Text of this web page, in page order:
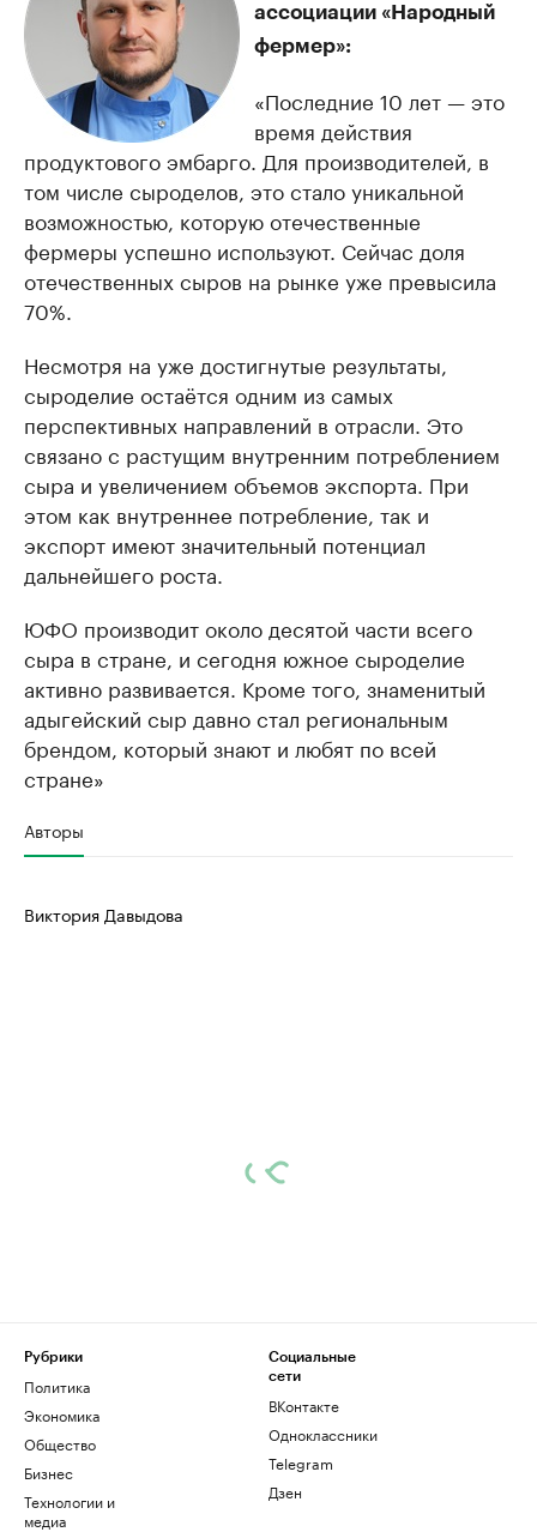
ассоциации «Народный
фермер»:
«Последние 10 лет — это
время действия
продуктового эмбарго. Для производителей, в
том числе сыроделов, это стало уникальной
возможностью, которую отечественные
фермеры успешно используют. Сейчас доля
отечественных сыров на рынке уже превысила
70%.
Несмотря на уже достигнутые результаты,
сыроделие остаётся одним из самых
перспективных направлений в отрасли. Это
связано с растущим внутренним потреблением
сыра и увеличением объемов экспорта. При
этом как внутреннее потребление, так и
экспорт имеют значительный потенциал
дальнейшего роста.
ЮФО производит около десятой части всего
сыра в стране, и сегодня южное сыроделие
активно развивается. Кроме того, знаменитый
адыгейский сыр давно стал региональным
брендом, который знают и любят по всей
стране»
Авторы
Виктория Давыдова
Рубрики
Политика
Экономика
Общество
Бизнес
Технологии и
медиа
Социальные
сети
ВКонтакте
Одноклассники
Telegram
Дзен